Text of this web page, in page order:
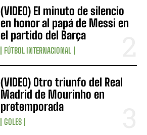
(VIDEO) El minuto de silencio
en honor al papá de Messi en
el partido del Barça
FÚTBOL INTERNACIONAL
(VIDEO) Otro triunfo del Real
Madrid de Mourinho en
pretemporada
GOLES